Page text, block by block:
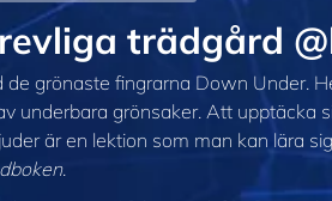
trädgård
de grönaste fingrarna Down Under.
underbara grönsaker. Att upptäcka
är en lektion som man kan lära
.